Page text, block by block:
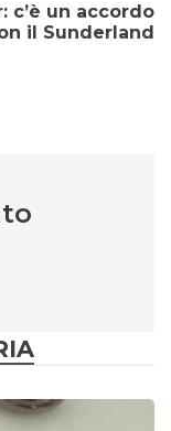
c’è un accordo
il Sunderland